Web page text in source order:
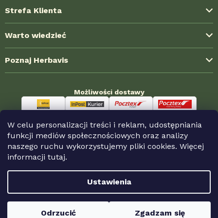
W celu personalizacji treści i reklam, udostępniania
funkcji mediów społecznościowych oraz analizy
naszego ruchu wykorzystujemy pliki cookies. Więcej
informacji tutaj.
Ustawienia
Odrzucić Zgadzam się
Strefa Klienta
Dostawa i koszty wysyłki
Formy płatności
Jak kupować?
Reklamacja i zwroty
Odstąpienie od umowy
Warto wiedzieć
Blog ze świata ziół
Najczęstsze pytania (FAQ)
Współpraca hurtowa
Poznaj Herbavis
Kontakt
Możliwości dostawy
Możliwości płatności
Herbavis.pl. Wszystkie prawa
zastrzeżone.